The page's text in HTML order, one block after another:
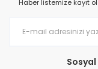
Haber listemize kayıt